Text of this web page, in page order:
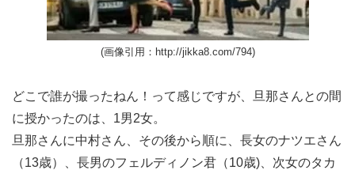
(画像引用：http://jikka8.com/794)
どこで誰が撮ったねん！って感じですが、旦那さんとの間
に授かったのは、1男2女。
旦那さんに中村さん、その後から順に、長女のナツエさん
（13歳）、長男のフェルディノン君（10歳)、次女のタカ